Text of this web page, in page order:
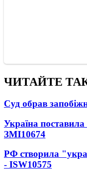
ЧИТАЙТЕ
Суд обрав
Україна
ЗМІ10674
РФ створила
- ISW10575